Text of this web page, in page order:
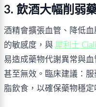
3. 飲酒大幅削弱
酒精會擴張血管、降低
的敏感度，與 犀利士
易造成藥物代謝異常與
甚至無效。臨床建議：
脂飲食，以確保藥物穩定